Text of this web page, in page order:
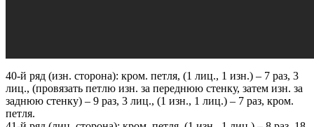
40-й ряд (изн. сторона): кром. петля, (1 лиц., 1 изн.) – 7 раз, 3
лиц., (провязать петлю изн. за переднюю стенку, затем изн. за
заднюю стенку) – 9 раз, 3 лиц., (1 изн., 1 лиц.) – 7 раз, кром.
петля.